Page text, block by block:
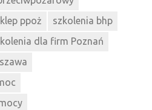
ppoż
szkolenia bhp
dla firm Poznań